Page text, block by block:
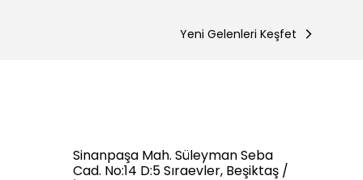
Yeni Gelenleri Keşfet
Sinanpaşa Mah. Süleyman Seba
Cad. No:14 D:5 Sıraevler, Beşiktaş /